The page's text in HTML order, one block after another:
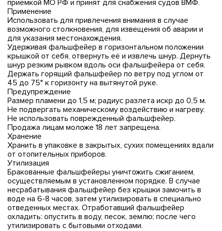
приемкой МО РФ и принят для снабжения судов ВМФ.
Применение
Использовать для привлечения внимания в случае
возможного столкновения, для извещения об аварии и
для указания местонахождения.
Удерживая фальшфейер в горизонтальном положении
крышкой от себя, отвернуть её и извлечь шнур. Дернуть
шнур резким рывком вдоль оси фальшфейера от себя.
Держать горящий фальшфейер по ветру под углом от
45 до 75° к горизонту на вытянутой руке.
Предупреждение
Размер пламени до 1,5 м; радиус разлета искр до 0,5 м.
Не подвергать механическому воздействию и нагреву.
Не использовать поврежденный фальшфейер.
Продажа лицам моложе 18 лет запрещена.
Хранение
Хранить в упаковке в закрытых, сухих помещениях вдали
от отопительных приборов.
Утилизация
Бракованные фальшфейеры уничтожить сжиганием,
осуществляемым в установленном порядке. В случае
несрабатывания фальшфейер без крышки замочить в
воде на 6-8 часов, затем утилизировать в специально
отведенных местах. Отработавший фальшфейер
охладить: опустить в воду, песок, землю; после чего
утилизировать с бытовыми отходами.